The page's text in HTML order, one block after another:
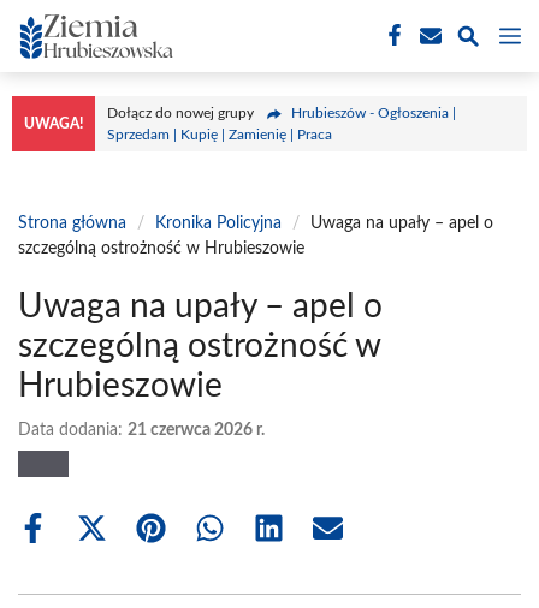
Przejdź
do
treści
UWAGA!
Dołącz do nowej grupy
Hrubieszów - Ogłoszenia |
Sprzedam | Kupię | Zamienię | Praca
Strona główna / Kronika Policyjna /
Uwaga na upały – apel o
szczególną ostrożność w Hrubieszowie
Uwaga na upały – apel o
szczególną ostrożność w
Hrubieszowie
Data dodania: 21 czerwca 2026 r.
Share
Share
(Twitter)
Share Share Share Share